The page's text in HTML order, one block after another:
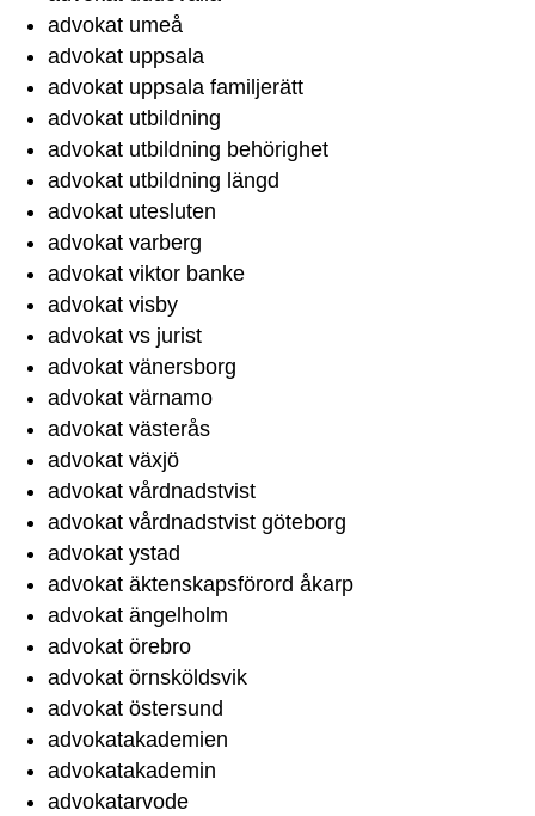
advokat umeå
advokat uppsala
advokat uppsala familjerätt
advokat utbildning
advokat utbildning behörighet
advokat utbildning längd
advokat utesluten
advokat varberg
advokat viktor banke
advokat visby
advokat vs jurist
advokat vänersborg
advokat värnamo
advokat västerås
advokat växjö
advokat vårdnadstvist
advokat vårdnadstvist göteborg
advokat ystad
advokat äktenskapsförord åkarp
advokat ängelholm
advokat örebro
advokat örnsköldsvik
advokat östersund
advokatakademien
advokatakademin
advokatarvode